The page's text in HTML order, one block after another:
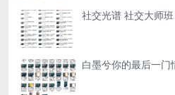
社交光谱 社交大师班
白墨兮你的最后一门